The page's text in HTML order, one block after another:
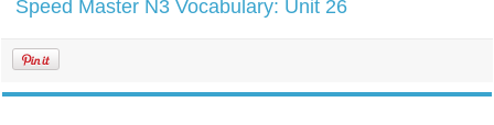
Speed Master N3 Vocabulary: Unit 26